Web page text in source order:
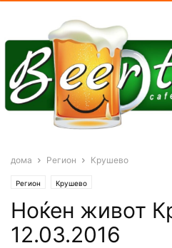
дома Регион Крушево
Регион Крушево
Ноќен живот
12.03.2016